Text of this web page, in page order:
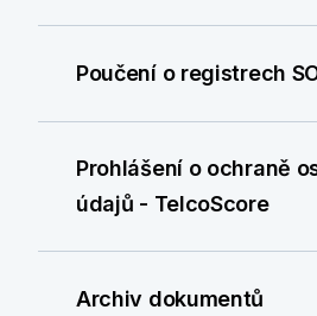
Poučení o registrech
Prohlášení o ochraně
údajů - TelcoScore
Archiv dokumentů